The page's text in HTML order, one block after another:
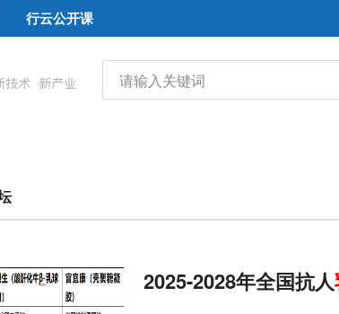
行云公开课
2025-2028年全国抗人